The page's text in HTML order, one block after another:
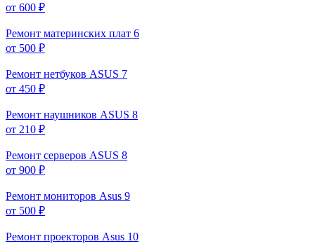
от 600 ₽
Ремонт материнских плат 6
от 500 ₽
Ремонт нетбуков ASUS 7
от 450 ₽
Ремонт наушников ASUS 8
от 210 ₽
Ремонт серверов ASUS 8
от 900 ₽
Ремонт мониторов Asus 9
от 500 ₽
Ремонт проекторов Asus 10